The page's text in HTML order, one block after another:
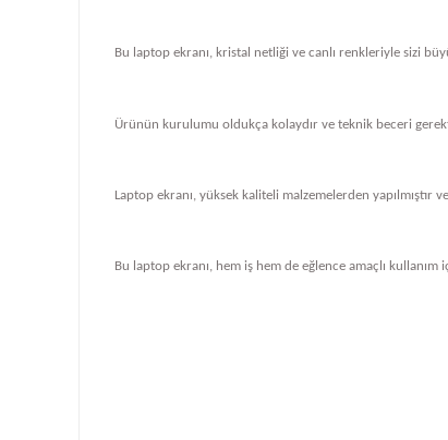
Bu laptop ekranı, kristal netliği ve canlı renkleriyle sizi
Ürünün kurulumu oldukça kolaydır ve teknik beceri
Laptop ekranı, yüksek kaliteli malzemelerden
Bu laptop ekranı, hem iş hem de eğlence amaçlı